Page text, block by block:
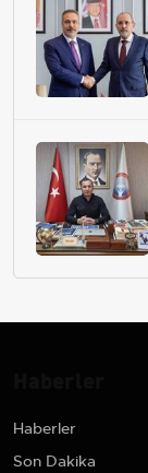
Haberler
Son Dakika